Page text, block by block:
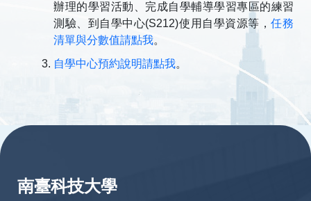
辦理的學習活動、完成自學輔導學習專區的練習
測驗、到自學中心(S212)使用自學資源等，任務
清單與分數值請點我。
自學中心預約說明請點我。
南臺科技大學